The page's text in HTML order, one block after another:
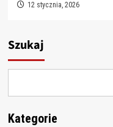
12 stycznia, 2026
Szukaj
Kategorie